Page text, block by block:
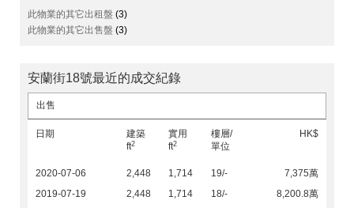
此物業的其它出租盤 (3)
此物業的其它出售盤 (3)
安蘭街18號最近的成交紀錄
出售
日期
建築
ft2
實用
ft2
樓層/
單位
HK$
2020-07-06 2,448 1,714 19/-
7,375萬
2019-07-19
2,448 1,714 18/-
8,200.8萬